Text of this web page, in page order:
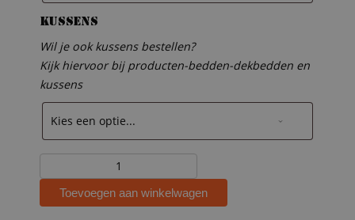
Kussens
Wil je ook kussens bestellen?
Kijk hiervoor bij producten-bedden-dekbedden en
kussens
halfhoogslaper
Paulien
Toevoegen aan winkelwagen